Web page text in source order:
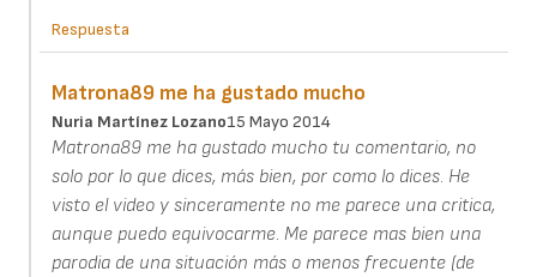
Respuesta
Matrona89 me ha gustado mucho
Nuria Martínez Lozano15 Mayo 2014
Matrona89 me ha gustado mucho tu comentario, no
solo por lo que dices, más bien, por como lo dices. He
visto el video y sinceramente no me parece una critica,
aunque puedo equivocarme. Me parece mas bien una
parodia de una situación más o menos frecuente (de